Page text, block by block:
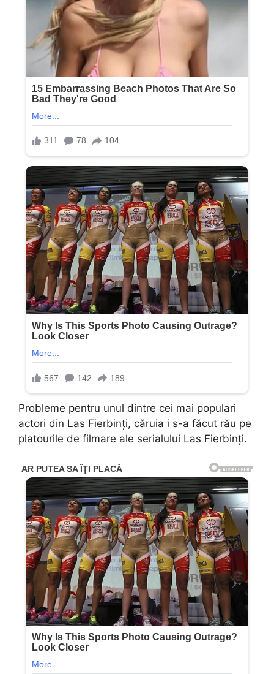
Probleme pentru unul dintre cei mai populari
actori din Las Fierbinți, căruia i s-a făcut rău pe
platourile de filmare ale serialului Las Fierbinți.